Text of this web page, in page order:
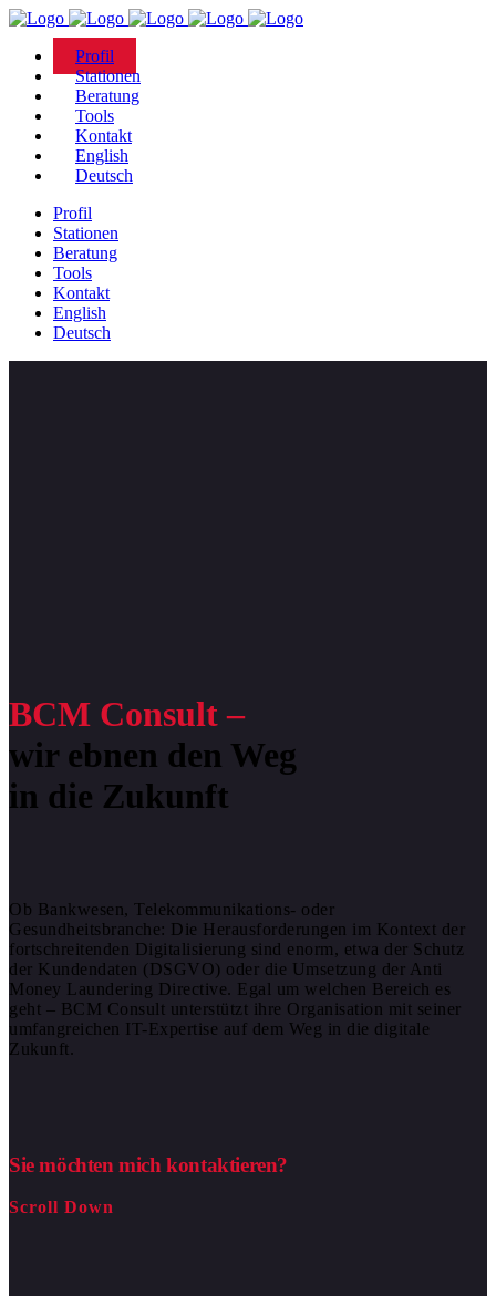
Profil
Stationen
Beratung
Tools
Kontakt
English
Deutsch
Profil
Stationen
Beratung
Tools
Kontakt
English
Deutsch
BCM Consult –
wir ebnen den Weg
in die Zukunft
Ob Bankwesen, Telekommunikations- oder
Gesundheitsbranche: Die Herausforderungen im Kontext der
fortschreitenden Digitalisierung sind enorm, etwa der Schutz
der Kundendaten (DSGVO) oder die Umsetzung der Anti
Money Laundering Directive. Egal um welchen Bereich es
geht – BCM Consult unterstützt ihre Organisation mit seiner
umfangreichen IT-Expertise auf dem Weg in die digitale
Zukunft.
Sie möchten mich kontaktieren?
Scroll Down